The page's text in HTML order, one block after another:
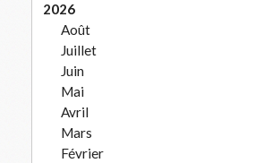
2026
Août
Juillet
Juin
Mai
Avril
Mars
Février